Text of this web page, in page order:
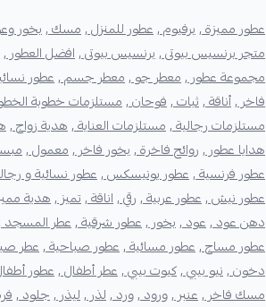
عطور مميزة ,برفيوم ,عطور للمنزل ,مسك ,بخور
متجر برنسيس بيوتى ,برنسيس بيوتى ,افضل العطور ,
مجموعة عطور ,معطر جو ,معطر جسم ,عطور
فاخر ,أناقة ,ثبات ,فوحان ,مستلزمات خطوبة
مستلزمات رجالية ,مستلزمات العناية ,هدية زواج ,
هدايا عطور ,روائح فاخرة ,بخور فاخر ,معمول ,
عطور فرنسية ,عطور يونيسكس ,عطور نسائية و
عطور نيش ,عطور عربية ,رقي ,اناقة ,تميز ,هدية
دهن عود ,عود ,بخور ,عطور شرقية ,عطر المسجد
عطور مساج ,عطور مسائية ,عطور صباحية ,عطر
دخون ,نيو بيبي ,كيوت بيبي ,عطر أطفال ,عطور
مسك فاخر ,عنبر ,ورود ,ورد ,لذر ,ليذر ,جلود ,